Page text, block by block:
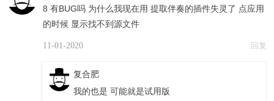
8 有BUG吗 为什么我现在用 提取伴奏的插件失灵了 点应用
的时候 显示找不到源文件
11-01-2020 回复
复合肥
我的也是 可能就是试用版